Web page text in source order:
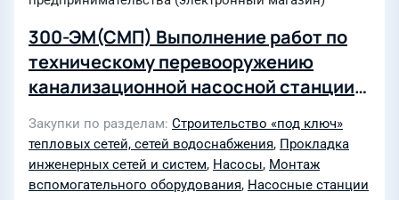
300-ЭМ(СМП) Выполнение работ по
техническому перевооружению
канализационной насосной станции
Новосинарский бульвар, 7
Закупки по разделам Строительство «под ключ»
тепловых сетей, сетей водоснабжения, Прокладка
инженерных сетей и систем, Насосы, Монтаж
вспомогательного оборудования, Насосные станции